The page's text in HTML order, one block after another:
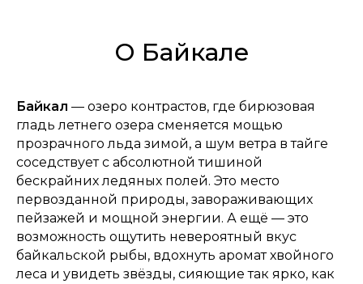
О Байкале
Байкал — озеро контрастов, где бирюзовая
гладь летнего озера сменяется мощью
прозрачного льда зимой, а шум ветра в тайге
соседствует с абсолютной тишиной
бескрайних ледяных полей. Это место
первозданной природы, завораживающих
пейзажей и мощной энергии. А ещё — это
возможность ощутить невероятный вкус
байкальской рыбы, вдохнуть аромат хвойного
леса и увидеть звёзды, сияющие так ярко, как